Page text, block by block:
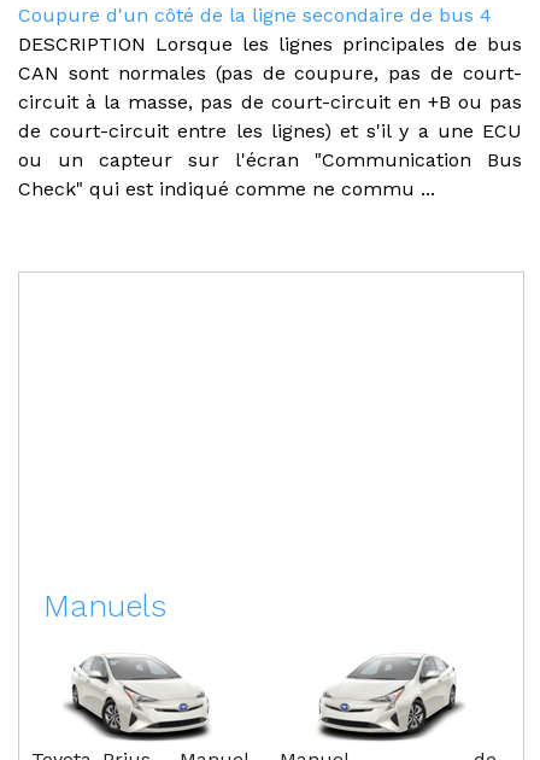
Coupure d'un côté de la ligne secondaire de bus 4
DESCRIPTION Lorsque les lignes principales de bus
CAN sont normales (pas de coupure, pas de court-
circuit à la masse, pas de court-circuit en +B ou pas
de court-circuit entre les lignes) et s'il y a une ECU
ou un capteur sur l'écran "Communication Bus
Check" qui est indiqué comme ne commu ...
Manuels